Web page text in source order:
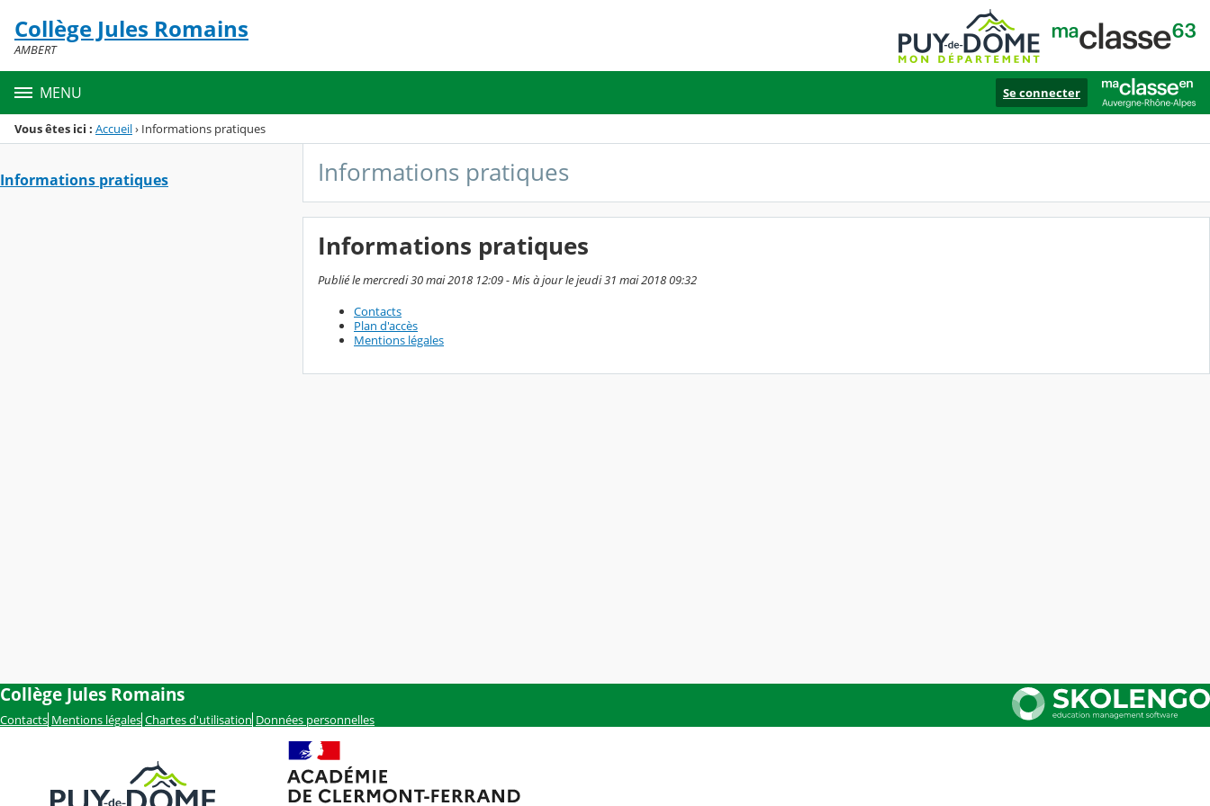
Menu de la rubrique
Contenu
Collège Jules Romains
AMBERT
MENU Se connecter
Vous êtes ici : Accueil› Informations pratiques
Informations pratiques Informations pratiques
Informations pratiques
Publié le mercredi 30 mai 2018 12:09 - Mis à jour le jeudi 31 mai 2018 09:32
Contacts
Plan d'accès
Mentions légales
Collège Jules Romains
Contacts Mentions légales Chartes d'utilisation Données personnelles